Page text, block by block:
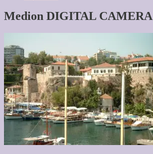
Medion DIGITAL CAMERA